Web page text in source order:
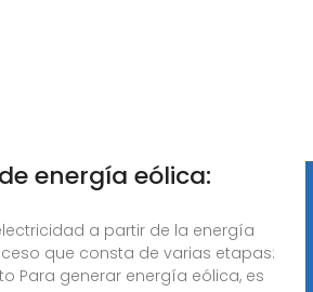
energía eólica:
a partir de la energía
que consta de varias etapas:
Para generar energía eólica, es